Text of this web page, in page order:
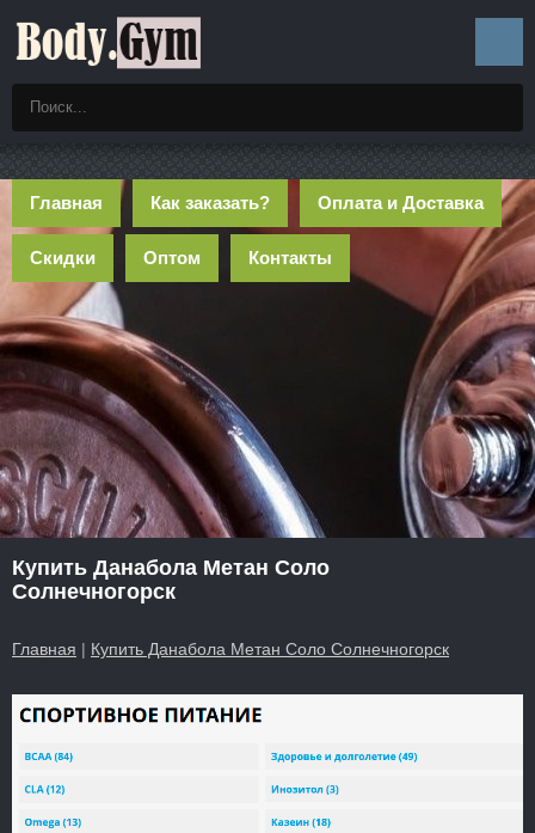
Главная Как заказать? Оплата и Доставка
Скидки Оптом Контакты
Купить Данабола Метан Соло
Солнечногорск
Главная | Купить Данабола Метан Соло Солнечногорск